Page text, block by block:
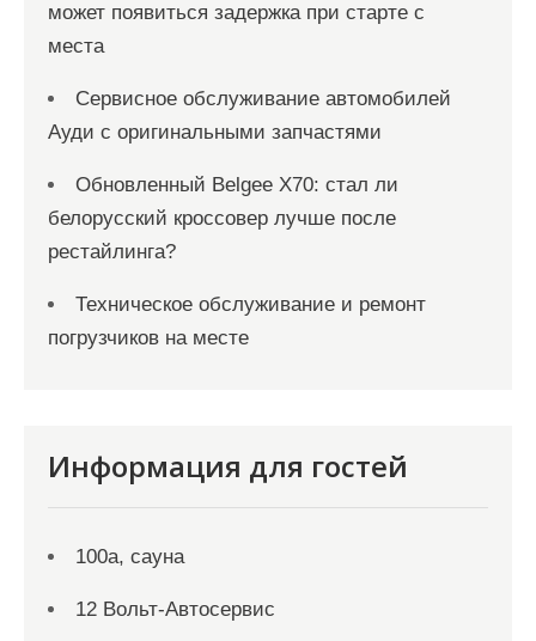
может появиться задержка при старте с
места
Сервисное обслуживание автомобилей
Ауди с оригинальными запчастями
Обновленный Belgee X70: стал ли
белорусский кроссовер лучше после
рестайлинга?
Техническое обслуживание и ремонт
погрузчиков на месте
Информация для гостей
100а, сауна
12 Вольт-Автосервис